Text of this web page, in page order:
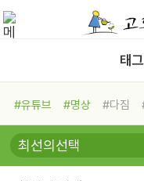
태
#유튜브 #명상 #다짐
#비전캠프
#독서캠프 #
#희망
#나눔 #친구 #